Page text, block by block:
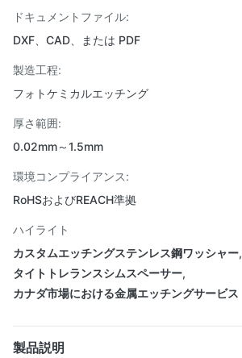
ドキュメントファイル:
DXF、CAD、または PDF
製造工程:
フォトケミカルエッチング
厚さ範囲:
0.02mm～1.5mm
環境コンプライアンス:
RoHSおよびREACH準拠
ハイライト
カスタムエッチングステンレス鋼ワッシャー,
タイトトレランスシムスペーサー,
カナダ市場における金属エッチングサービス
製品説明